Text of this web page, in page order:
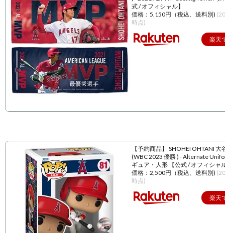
式 / オフィシャル】
価格：5,150円（税込、送料別)
時点)
楽天
【予約商品】 SHOHEI OHTANI 大
(WBC 2023 優勝 ) - Alternate
ギュア・人形 【公式 / オフィシャ
価格：2,500円（税込、送料別)
時点)
楽天